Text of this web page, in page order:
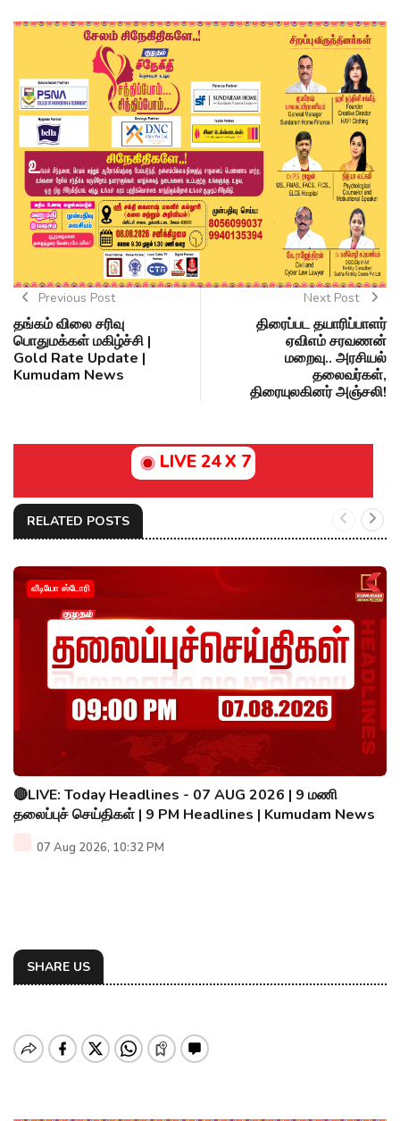
Previous Post
தங்கம் விலை சரிவு
பொதுமக்கள் மகிழ்ச்சி |
Gold Rate Update |
Kumudam News
Next Post
திரைப்பட தயாரிப்பாளர்
ஏவிஎம் சரவணன்
மறைவு.. அரசியல்
தலைவர்கள்,
திரையுலகினர் அஞ்சலி!
LIVE 24 X 7
RELATED POSTS
வீடியோ ஸ்டோரி
🔴LIVE: Today Headlines - 07 AUG 2026 | 9 மணி
தலைப்புச் செய்திகள் | 9 PM Headlines | Kumudam News
07 Aug 2026, 10:32 PM
SHARE US